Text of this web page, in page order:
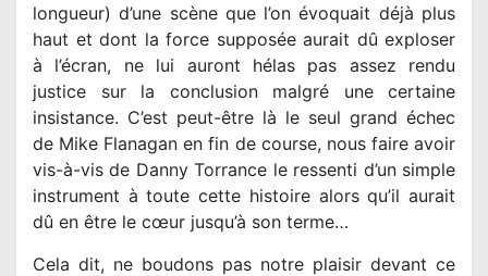
longueur) d’une scène que l’on évoquait déjà plus
haut et dont la force supposée aurait dû exploser
à l’écran, ne lui auront hélas pas assez rendu
justice sur la conclusion malgré une certaine
insistance. C’est peut-être là le seul grand échec
de Mike Flanagan en fin de course, nous faire avoir
vis-à-vis de Danny Torrance le ressenti d’un simple
instrument à toute cette histoire alors qu’il aurait
dû en être le cœur jusqu’à son terme…
Cela dit, ne boudons pas notre plaisir devant ce